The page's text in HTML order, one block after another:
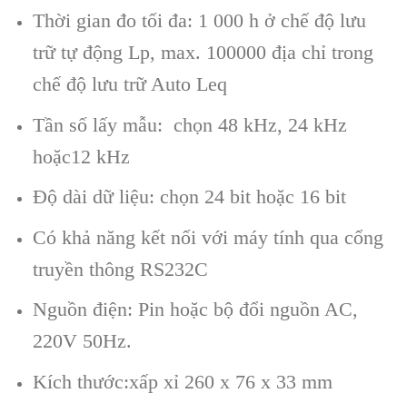
Thời gian đo tối đa: 1 000 h ở chế độ lưu
trữ tự động Lp, max. 100000 địa chỉ trong
chế độ lưu trữ Auto Leq
Tần số lấy mẫu: chọn 48 kHz, 24 kHz
hoặc12 kHz
Độ dài dữ liệu: chọn 24 bit hoặc 16 bit
Có khả năng kết nối với máy tính qua cổng
truyền thông RS232C
Nguồn điện: Pin hoặc bộ đổi nguồn AC,
220V 50Hz.
Kích thước:xấp xỉ 260 x 76 x 33 mm